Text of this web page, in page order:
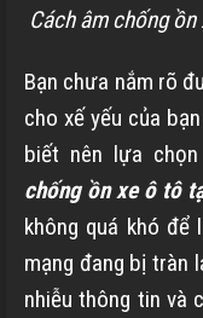
Cách âm chống
Bạn chưa nắm rõ
cho xế yếu của
biết nên lựa
chống ồn xe ô tô
không quá khó
mạng đang bị tràn
nhiễu thông tin và